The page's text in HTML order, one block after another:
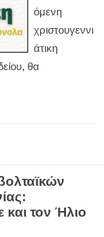
όμενη
χριστουγεννι
άτικη
θα
τον Ήλιο